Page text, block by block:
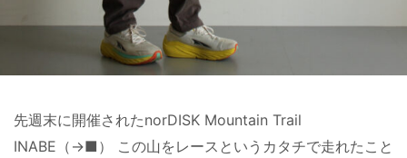
先週末に開催されたnorDISK Mountain Trail
INABE（→■） この山をレースというカタチで走れたこと